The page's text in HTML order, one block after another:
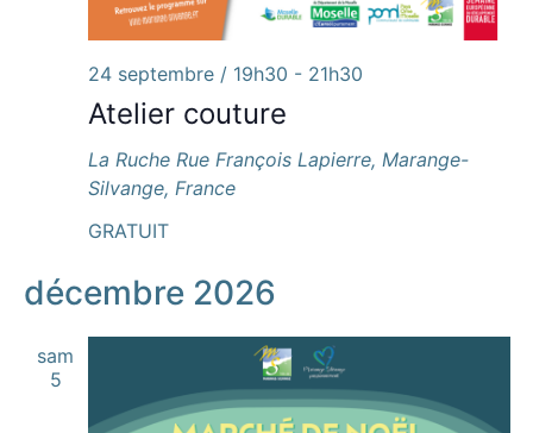
Atelier couture
24 septembre / 19h30 - 21h30
La Ruche Rue François Lapierre, Marange-
Silvange, France
GRATUIT
décembre 2026
sam
5